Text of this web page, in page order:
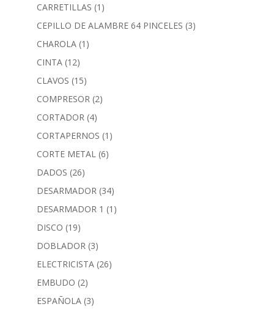
CARRETILLAS (1)
CEPILLO DE ALAMBRE 64 PINCELES (3)
CHAROLA (1)
CINTA (12)
CLAVOS (15)
COMPRESOR (2)
CORTADOR (4)
CORTAPERNOS (1)
CORTE METAL (6)
DADOS (26)
DESARMADOR (34)
DESARMADOR 1 (1)
DISCO (19)
DOBLADOR (3)
ELECTRICISTA (26)
EMBUDO (2)
ESPAÑOLA (3)